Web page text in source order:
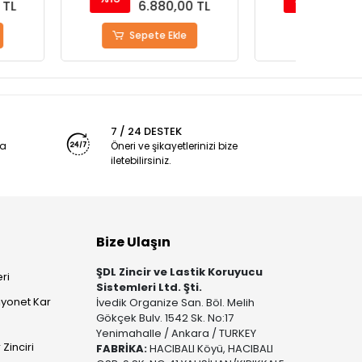
6.880,00 TL 6.880,00 TL
7 / 24 DESTEK
Öneri ve şikayetlerinizi bize
iletebilirsiniz.
Kar
Bize Ulaşın
ŞDL Zincir ve Lastik Koruyucu
Sistemleri Ltd. Şti.
İvedik Organize San. Böl. Melih
Gökçek Bulv. 1542 Sk. No:17
Yenimahalle / Ankara / TURKEY
FABRİKA:HACIBALI Köyü, HACIBALI